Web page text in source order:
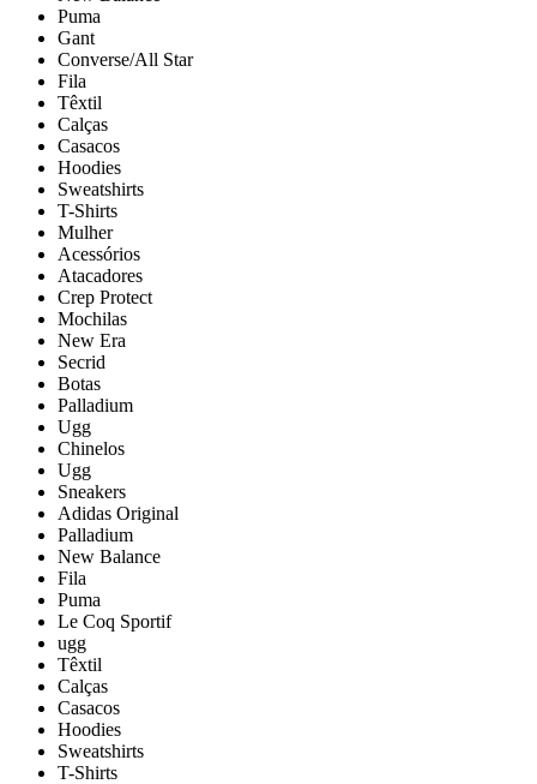
Puma
Gant
Converse/All Star
Fila
Têxtil
Calças
Casacos
Hoodies
Sweatshirts
T-Shirts
Mulher
Acessórios
Atacadores
Crep Protect
Mochilas
New Era
Secrid
Botas
Palladium
Ugg
Chinelos
Ugg
Sneakers
Adidas Original
Palladium
New Balance
Fila
Puma
Le Coq Sportif
ugg
Têxtil
Calças
Casacos
Hoodies
Sweatshirts
T-Shirts